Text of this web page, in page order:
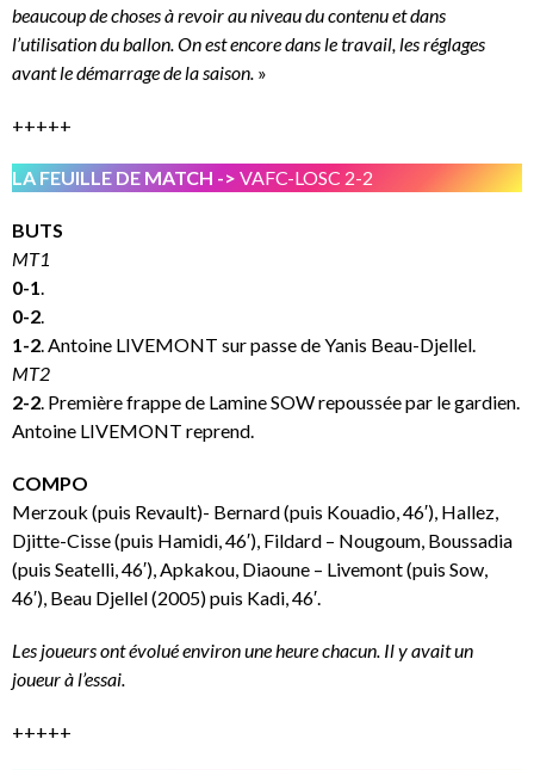
beaucoup de choses à revoir au niveau du contenu et dans
l’utilisation du ballon. On est encore dans le travail, les réglages
avant le démarrage de la saison. »
+++++
LA FEUILLE DE MATCH -> VAFC-LOSC 2-2
BUTS
MT1
0-1.
0-2.
1-2. Antoine LIVEMONT sur passe de Yanis Beau-Djellel.
MT2
2-2. Première frappe de Lamine SOW repoussée par le gardien.
Antoine LIVEMONT reprend.
COMPO
Merzouk (puis Revault)- Bernard (puis Kouadio, 46′), Hallez,
Djitte-Cisse (puis Hamidi, 46′), Fildard – Nougoum, Boussadia
(puis Seatelli, 46′), Apkakou, Diaoune – Livemont (puis Sow,
46′), Beau Djellel (2005) puis Kadi, 46′.
Les joueurs ont évolué environ une heure chacun. Il y avait un
joueur à l’essai.
+++++